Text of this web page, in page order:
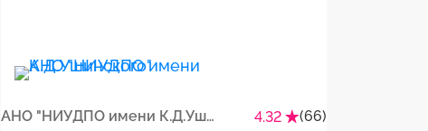
АНО "НИУДПО имени К.Д.Ушинского" 4.32
(66)